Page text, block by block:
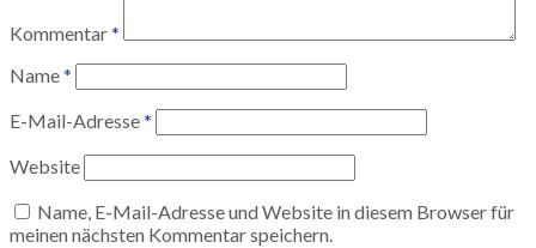
Kommentar*
Name*
E-Mail-Adresse*
Website
Name, E-Mail-Adresse und Website in diesem Browser für
meinen nächsten Kommentar speichern.